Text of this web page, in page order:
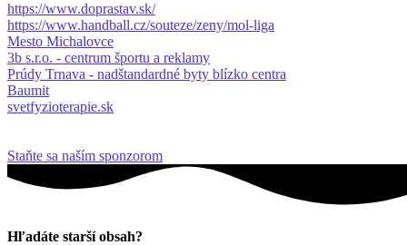
https://www.doprastav.sk/
https://www.handball.cz/souteze/zeny/mol-liga
Mesto Michalovce
3b s.r.o. - centrum športu a reklamy
Prúdy Trnava - nadštandardné byty blízko centra
Baumit
svetfyzioterapie.sk
Staňte sa naším sponzorom
Hľadáte starší obsah?